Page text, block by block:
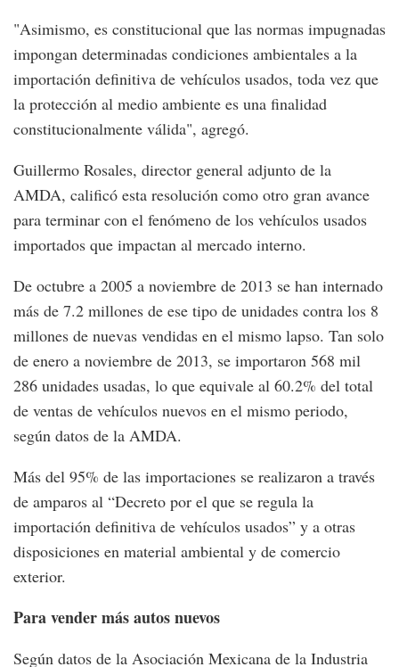
"Asimismo, es constitucional que las normas impugnadas
impongan determinadas condiciones ambientales a la
importación definitiva de vehículos usados, toda vez que
la protección al medio ambiente es una finalidad
constitucionalmente válida", agregó.
Guillermo Rosales, director general adjunto de la
AMDA, calificó esta resolución como otro gran avance
para terminar con el fenómeno de los vehículos usados
importados que impactan al mercado interno.
De octubre a 2005 a noviembre de 2013 se han internado
más de 7.2 millones de ese tipo de unidades contra los 8
millones de nuevas vendidas en el mismo lapso. Tan solo
de enero a noviembre de 2013, se importaron 568 mil
286 unidades usadas, lo que equivale al 60.2% del total
de ventas de vehículos nuevos en el mismo periodo,
según datos de la AMDA.
Más del 95% de las importaciones se realizaron a través
de amparos al “Decreto por el que se regula la
importación definitiva de vehículos usados” y a otras
disposiciones en material ambiental y de comercio
exterior.
Para vender más autos nuevos
Según datos de la Asociación Mexicana de la Industria